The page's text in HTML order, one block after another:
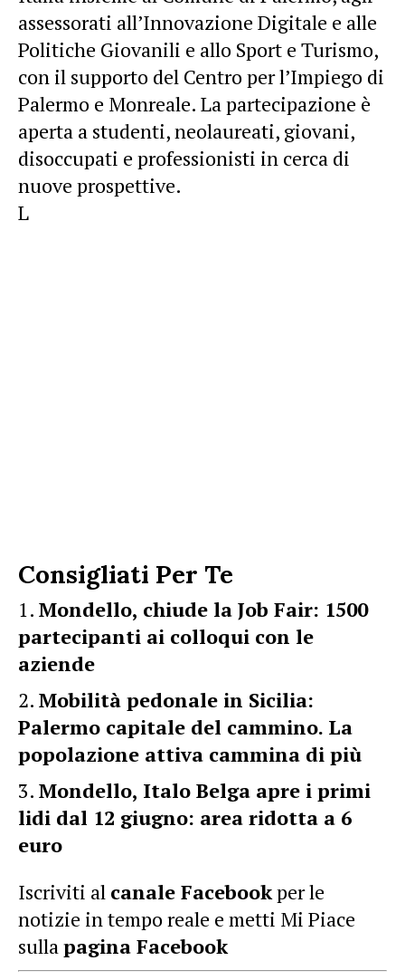
assessorati all’Innovazione Digitale e alle
Politiche Giovanili e allo Sport e Turismo,
con il supporto del Centro per l’Impiego di
Palermo e Monreale. La partecipazione è
aperta a studenti, neolaureati, giovani,
disoccupati e professionisti in cerca di
nuove prospettive.
L
Consigliati Per Te
Mondello, chiude la Job Fair: 1500
partecipanti ai colloqui con le
aziende
Mobilità pedonale in Sicilia:
Palermo capitale del cammino. La
popolazione attiva cammina di più
Mondello, Italo Belga apre i primi
lidi dal 12 giugno: area ridotta a 6
euro
Iscriviti al canale Facebookper le
notizie in tempo reale e metti Mi Piace
sullapagina Facebook